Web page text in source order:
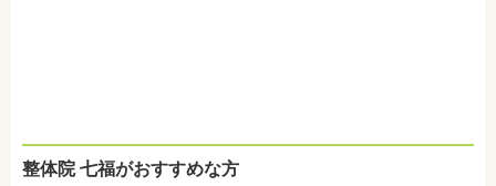
整体院 七福がおすすめな方